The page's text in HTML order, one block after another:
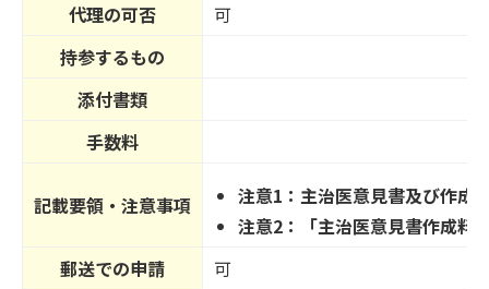
代理の可否
可
持参するもの
添付書類
手数料
記載要領・注意事項
注意1：主治医意見書及び作成
注意2：「主治医意見書作成料
郵送での申請
可